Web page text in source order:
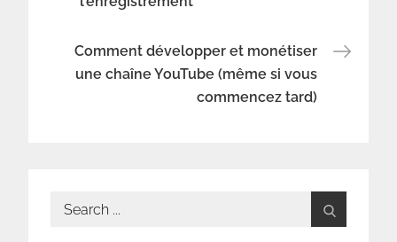
de
l’article
Comment développer et monétiser
une chaîne YouTube (même si vous
commencez tard)
Search